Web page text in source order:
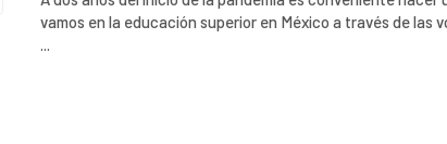
vamos en la educación superior en México a través de las
...